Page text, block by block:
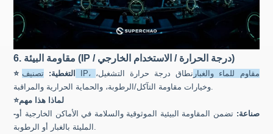
6. مقاومة البيئة (IP / درجة الحرارة / الاستخدام الخارجي)
⭐ التغطية: تصنيف IP، مقاوم للماء والغبار نطاق درجة حرارة التشغيل،
وخيارات مقاومة التآكل/الرطوبة، والحماية الحرارية والمراقبة.
⭐لماذا هذا مهم
-صناعة: تضمن المقاومة البيئية الموثوقية والسلامة في الأماكن الخارجية أو
المليئة بالغبار أو الرطوبة.